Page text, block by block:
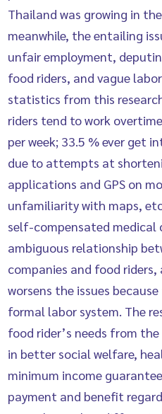
Thailand was growing in
meanwhile, the entailing
unfair employment,
food riders, and vague
statistics from this
riders tend to work
per week; 33.5 % ever get
due to attempts at
applications and GPS on
unfamiliarity with maps,
self-compensated
ambiguous relationship
companies and food
worsens the issues
formal labor system. The
food rider’s needs from
in better social welfare,
minimum income
payment and benefit